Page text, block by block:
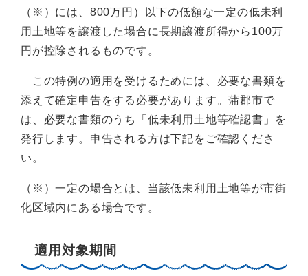
（※）には、800万円）以下の低額な一定の低未利
用土地等を譲渡した場合に長期譲渡所得から100万
円が控除されるものです。
この特例の適用を受けるためには、必要な書類を
添えて確定申告をする必要があります。蒲郡市で
は、必要な書類のうち「低未利用土地等確認書」を
発行します。申告される方は下記をご確認くださ
い。
（※）一定の場合とは、当該低未利用土地等が市街
化区域内にある場合です。
適用対象期間